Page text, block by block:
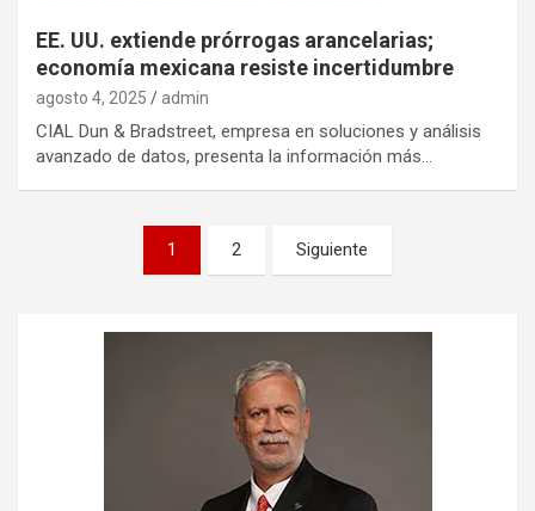
EE. UU. extiende prórrogas arancelarias;
economía mexicana resiste incertidumbre
agosto 4, 2025 admin
CIAL Dun & Bradstreet, empresa en soluciones y análisis
avanzado de datos, presenta la información más…
Navegación
1 2 Siguiente